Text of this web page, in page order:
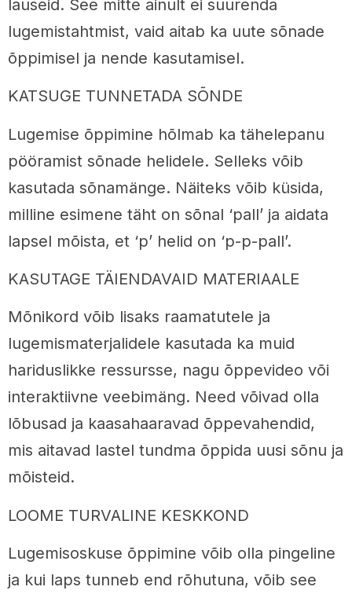
lauseid. See mitte ainult ei suurenda
lugemistahtmist, vaid aitab ka uute sõnade
õppimisel ja nende kasutamisel.
KATSUGE TUNNETADA SÕNDE
Lugemise õppimine hõlmab ka tähelepanu
pööramist sõnade helidele. Selleks võib
kasutada sõnamänge. Näiteks võib küsida,
milline esimene täht on sõnal ‘pall’ ja aidata
lapsel mõista, et ‘p’ helid on ‘p-p-pall’.
KASUTAGE TÄIENDAVAID MATERIAALE
Mõnikord võib lisaks raamatutele ja
lugemismaterjalidele kasutada ka muid
hariduslikke ressursse, nagu õppevideo või
interaktiivne veebimäng. Need võivad olla
lõbusad ja kaasahaaravad õppevahendid,
mis aitavad lastel tundma õppida uusi sõnu ja
mõisteid.
LOOME TURVALINE KESKKOND
Lugemisoskuse õppimine võib olla pingeline
ja kui laps tunneb end rõhutuna, võib see